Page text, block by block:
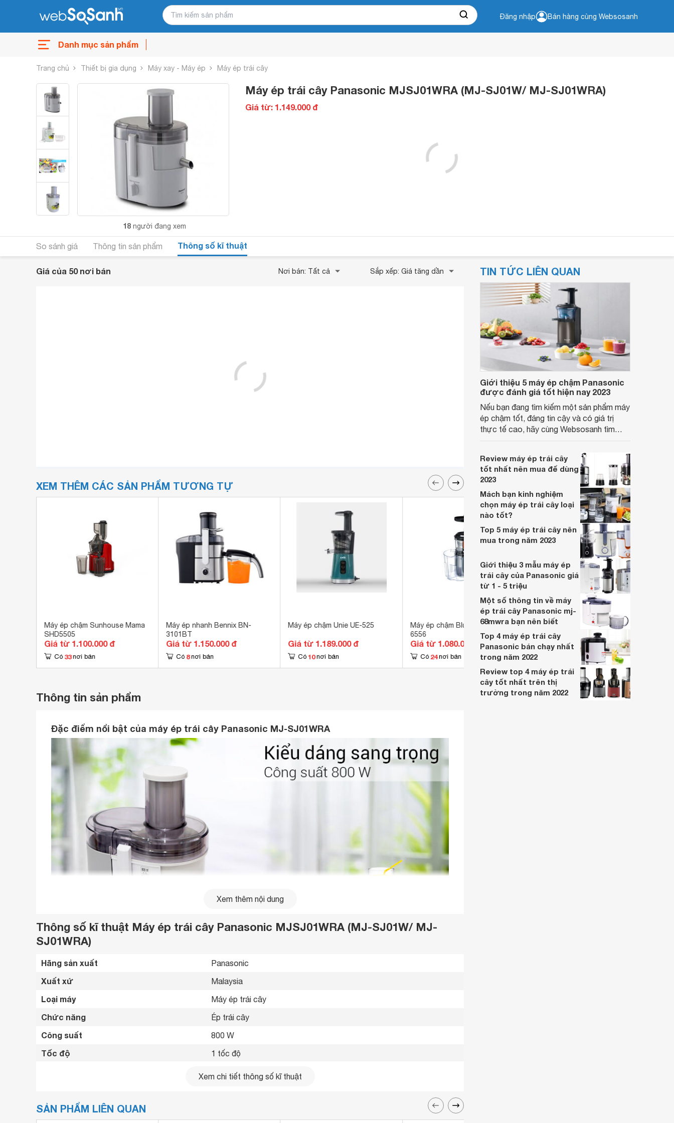
Đăng nhập Bán hàng cùng Websosanh
Danh mục sản phẩm
Trang chủ Thiết bị gia dụng Máy xay - Máy ép Máy ép trái cây
18 người đang xem
Máy ép trái cây Panasonic MJSJ01WRA (MJ-SJ01W/ MJ-SJ01WRA)
Giá từ: 1.149.000 đ
So sánh giá Thông tin sản phẩm Thông số kĩ thuật
Giá của 50 nơi bán Nơi bán: Tất cả Sắp xếp: Giá tăng dần
XEM THÊM CÁC SẢN PHẨM TƯƠNG TỰ
Máy ép chậm Sunhouse Mama
SHD5505
Giá từ 1.100.000 đ
Có 33 nơi bán
Máy ép nhanh Bennix BN-
3101BT
Giá từ 1.150.000 đ
Có 8 nơi bán
Máy ép chậm Unie UE-525
Giá từ 1.189.000 đ
Có 10 nơi bán
Máy ép chậm Bluestone SJB-
6556
Giá từ 1.080.000 đ
Có 24 nơi bán
Máy ép chậm Nineshield KB
F10B
Giá từ 1.155.000 đ
nơi bán
Thông tin sản phẩm
Đặc điểm nổi bật của máy ép trái cây Panasonic MJ-SJ01WRA
Xem thêm nội dung
Thông số kĩ thuật Máy ép trái cây Panasonic MJSJ01WRA (MJ-SJ01W/ MJ-
SJ01WRA)
Hãng sản xuất Panasonic
Xuất xứ Malaysia
Loại máy Máy ép trái cây
Chức năng Ép trái cây
Công suất 800 W
Tốc độ 1 tốc độ
Nút xoay
Ống tiếp nguyên liệu lớn
Xem chi tiết thông số kĩ thuật
SẢN PHẨM LIÊN QUAN
TIN TỨC LIÊN QUAN
Giới thiệu 5 máy ép chậm Panasonic
được đánh giá tốt hiện nay 2023
Nếu bạn đang tìm kiếm một sản phẩm máy
ép chậm tốt, đáng tin cậy và có giá trị
thực tế cao, hãy cùng Websosanh tìm
chậm Panasonic qua bài viết này nhé!
Review máy ép trái cây
tốt nhất nên mua để dùng
2023
Mách bạn kinh nghiệm
chọn máy ép trái cây loại
nào tốt?
Top 5 máy ép trái cây nên
mua trong năm 2023
Giới thiệu 3 mẫu máy ép
trái cây của Panasonic giá
từ 1 - 5 triệu
Một số thông tin về máy
ép trái cây Panasonic mj-
68mwra bạn nên biết
Top 4 máy ép trái cây
Panasonic bán chạy nhất
trong năm 2022
Review top 4 máy ép trái
cây tốt nhất trên thị
trường trong năm 2022